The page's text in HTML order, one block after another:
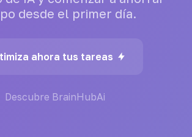
desde el primer día.
ahora tus tareas
Descubre BrainHubAi